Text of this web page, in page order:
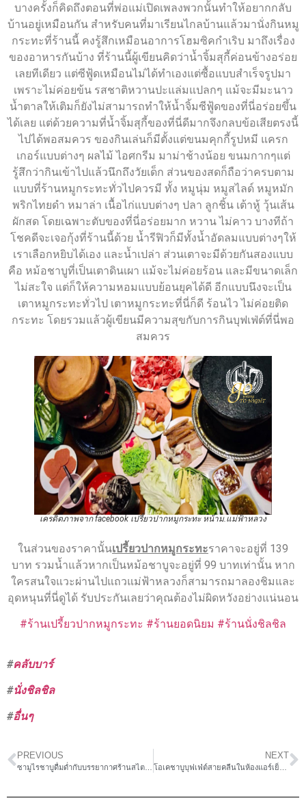
บางครั้งก็คิดถึงตอนที่พ่อแม่เปิดเพลงพวกนั้นทำให้อยากกลับ
บ้านอยู่เหมือนกัน สำหรับคนที่มาเรียนไกลบ้านแล้วมานั่งกินหมู
กระทะที่ร้านนี้ คงรู้สึกเหมือนอาการโฮมซิคกำเริบ มาถึงเรื่อง
ของอาหารกันบ้าง ที่ร้านนี้ผู้เขียนคิดว่าน้ำจิ้มสุกี้ค่อนข้างอร่อย
เลยทีเดียว แต่ซีฟู้ดเหมือนไม่ได้ทำเองแต่ซื้อแบบสำเร็จรูปมา
เพราะไม่ค่อยข้น รสชาติหวานปะแล่มแปลกๆ แม้จะมีมะนาว
น้ำตาลให้เติมก็ยังไม่สามารถทำให้น้ำจิ้มซีฟู้ดของที่นี่อร่อยขึ้น
ได้เลย แต่ด้วยความที่น้ำจิ้มสุกี้ของที่นี่ดีมากจึงกลบข้อเสียตรงนี้
ไปได้พอสมควร ของกินเล่นก็มีตั้งแต่ขนมคุกกี้รูปหมี แครก
เกอร์แบบต่างๆ ผลไม้ ไอศกรีม มาม่าช้างน้อย ขนมกากๆแต่
รู้สึกว่ากินเข้าไปแล้วนึกถึงวัยเด็ก ส่วนของสดก็ถือว่าครบตาม
แบบที่ร้านหมูกระทะทั่วไปควรมี ทั้ง หมูนุ่ม หมูสไลด์ หมูหมัก
พริกไทยดำ หมาล่า เนื้อไก่แบบต่างๆ ปลา ลูกชิ้น เต้าหู้ วุ้นเส้น
ผักสด โดยเฉพาะตับของที่นี่อร่อยมาก หวาน ไม่คาว บางทีถ้า
โชคดีจะเจอกุ้งที่ร้านนี้ด้วย น้ำรีฟิวก็มีทั้งน้ำอัดลมแบบต่างๆให้
เราเลือกหยิบได้เอง และน้ำเปล่า ส่วนเตาจะมีด้วยกันสองแบบ
คือ หม้อชาบูที่เป็นเตาดินเผา แม้จะไม่ค่อยร้อน และมีขนาดเล็ก
ไม่สะใจ แต่ก็ให้ความหอมแบบย้อนยุคได้ดี อีกแบบนึงจะเป็น
เตาหมูกระทะทั่วไป เตาหมูกระทะที่นี่ก็ดี ร้อนไว ไม่ค่อยติด
กระทะ โดยรวมแล้วผู้เขียนมีความสุขกับการกินบุฟเฟ่ต์ที่นี่พอ
สมควร
เครดิตภาพจาก facebook เปรี้ยวปากหมูกระทะ หน้าม.แม่ฟ้าหลวง
ในส่วนของราคานั้นเปรี้ยวปากหมูกระทะราคาจะอยู่ที่ 139
บาท รวมน้ำแล้วหากเป็นหม้อชาบูจะอยู่ที่ 99 บาทเท่านั้น หาก
ใครสนใจแวะผ่านไปแถวแม่ฟ้าหลวงก็สามารถมาลองชิมและ
อุดหนุนที่นี่ดูได้ รับประกันเลยว่าคุณต้องไม่ผิดหวังอย่างแน่นอน
#ร้านเปรี้ยวปากหมูกระทะ #ร้านยอดนิยม #ร้านนั่งชิลชิล
#คลับบาร์
#นั่งชิลชิล
#อื่นๆ
PREVIOUS NEXT